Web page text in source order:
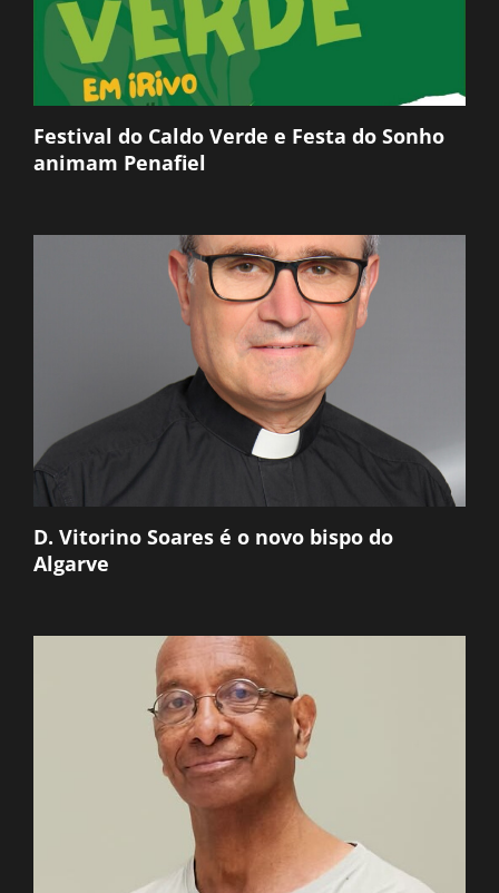
Festival do Caldo Verde e Festa do Sonho
animam Penafiel
D. Vitorino Soares é o novo bispo do
Algarve